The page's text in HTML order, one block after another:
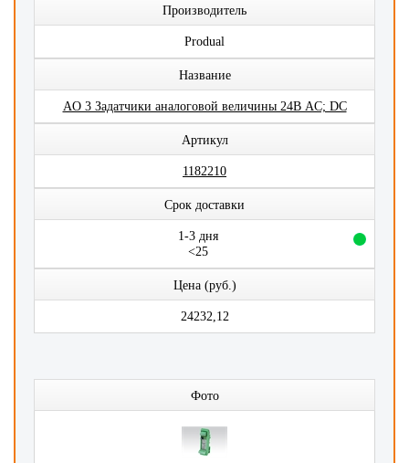
Производитель
Produal
Название
AO 3 Задатчики аналоговой величины 24В AC; DC
Артикул
1182210
Срок доставки
1-3 дня
<25
Цена (руб.)
24232,12
Фото